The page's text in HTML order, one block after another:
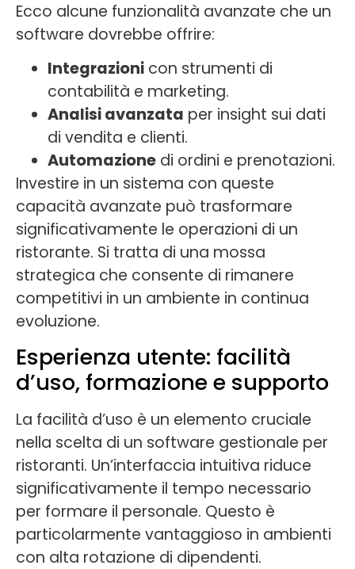
Ecco alcune funzionalità avanzate che un
software dovrebbe offrire:
Integrazioni con strumenti di
contabilità e marketing.
Analisi avanzata per insight sui dati
di vendita e clienti.
Automazione di ordini e prenotazioni.
Investire in un sistema con queste
capacità avanzate può trasformare
significativamente le operazioni di un
ristorante. Si tratta di una mossa
strategica che consente di rimanere
competitivi in un ambiente in continua
evoluzione.
Esperienza utente: facilità
d’uso, formazione e supporto
La facilità d’uso è un elemento cruciale
nella scelta di un software gestionale per
ristoranti. Un’interfaccia intuitiva riduce
significativamente il tempo necessario
per formare il personale. Questo è
particolarmente vantaggioso in ambienti
con alta rotazione di dipendenti.